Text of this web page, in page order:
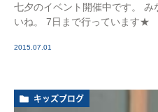
七夕のイベント開催中です。 み
いね。 7日まで行っています★
2015.07.01
キッズブログ